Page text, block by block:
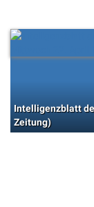
Intelligenzblatt
Zeitung)